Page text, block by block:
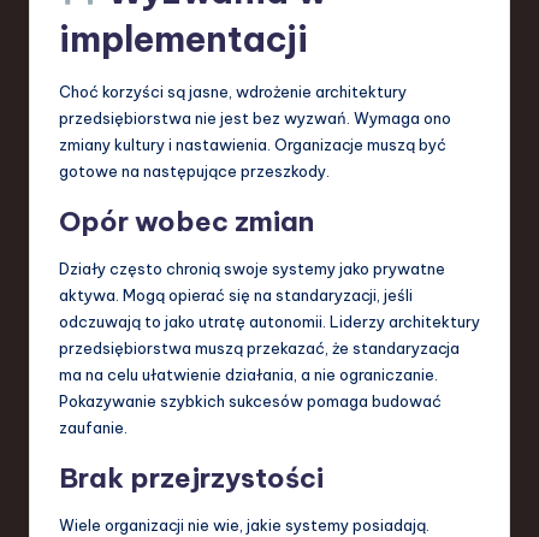
implementacji
Choć korzyści są jasne, wdrożenie architektury
przedsiębiorstwa nie jest bez wyzwań. Wymaga ono
zmiany kultury i nastawienia. Organizacje muszą być
gotowe na następujące przeszkody.
Opór wobec zmian
Działy często chronią swoje systemy jako prywatne
aktywa. Mogą opierać się na standaryzacji, jeśli
odczuwają to jako utratę autonomii. Liderzy architektury
przedsiębiorstwa muszą przekazać, że standaryzacja
ma na celu ułatwienie działania, a nie ograniczanie.
Pokazywanie szybkich sukcesów pomaga budować
zaufanie.
Brak przejrzystości
Wiele organizacji nie wie, jakie systemy posiadają.